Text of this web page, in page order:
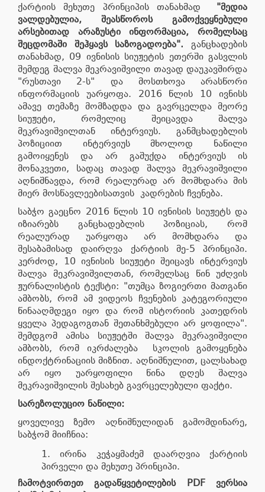
ქარტიის მეხუთე პრინციპის თანახმად "მედია
ვალდებულია, შეასწოროს
გამოქვეყნებული
არსებითად
არაზუსტი ინფორმაცია,
რომელსაც
შეცდომაში
შეჰყავს საზოგადოება". განცხადების
თანახმად, 09 ივნისის სიუჟეტის ეთერში გასვლის
შემდეგ შალვა მეკრავიშვილი თავად დაუკავშირდა
"რუსთავი 2-ს" და მოსთხოვა არასწორი
ინფორმაციის უარყოფა. 2016 წლის 10 ივნისს
ამავე თემაზე მომზადდა და გავრცელდა მეორე
სიუჟეტი, რომელიც შეიცავდა შალვა
მეკრავიშვილთან ინტერვიუს. განმცხადებლის
პოზიციით ინტერვიუს მხოლოდ ნაწილი
გამოიყენეს და არ გაშუქდა ინტერვიუს ის
მონაკვეთი, სადაც თავად შალვა მეკრავიშვილი
აღნიშნავდა, რომ რეალურად არ მომხდარა მის
მიერ მოსწავლეებისათვის კადრების ჩვენება.
საბჭო გაეცნო 2016 წლის 10 ივნისის სიუჟეტს და
იზიარებს განცხადებლის პოზიციას, რომ
რეალურად უარყოფა არ მომხდარა და
შესაბამისად დაირღვა ქარტიის მე-5 პრინციპი.
კერძოდ, 10 ივნისის სიუჟეტი შეიცავს ინტერვიუს
შალვა მეკრავიშვილთან, რომელსაც წინ უძღვის
ჟურნალისტის ტექსტი: "თუმცა ზოგიერთი მათგანი
ამბობს, რომ ამ ვიდეოს ჩვენების კატეგორიული
წინააღმდეგი იყო და რომ ისტორიის კათედრის
ყველა პედაგოგთან შეთანხმებული არ ყოფილა".
შემდგომ ამისა სიუჟეტში შალვა მეკრავიშვილი
ამბობს, რომ იკრძალება სკოლის გამოყენება
ინდოქტრინაციის მიზნით. აღნიშნულით, ცალსახად
არ იყო უარყოფილი წინა დღეს შალვა
მეკრავიშვილის შესახებ გავრცელებული ფაქტი.
სარეზოლუციო ნაწილი:
ყოველივე ზემო აღნიშნულიდან გამომდინარე,
საბჭომ მიიჩნია:
ირინა კეჭაყმაძემ დაარღვია ქარტიის
პირველი და მეხუთე პრინციპი.
ჩამოტვირთეთ გადაწყვეტილების PDF ვერსია